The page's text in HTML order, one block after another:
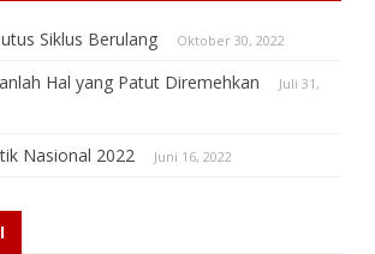
Siklus Berulang Oktober 30, 2022
Hal yang Patut Diremehkan
Juli 31,
Nasional 2022 Juni 16, 2022